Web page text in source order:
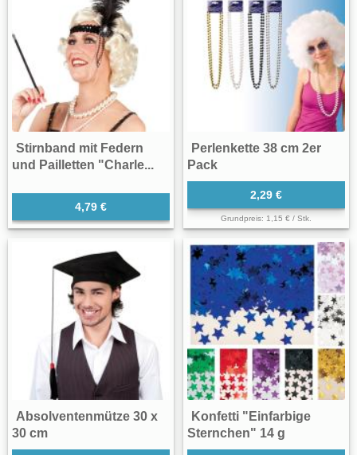
Stirnband mit Federn
und Pailletten "Charle...
4,79 €
Perlenkette 38 cm 2er
Pack
2,29 €
Grundpreis: 1,15 € / Stk.
Absolventenmütze 30 x
30 cm
Konfetti "Einfarbige
Sternchen" 14 g